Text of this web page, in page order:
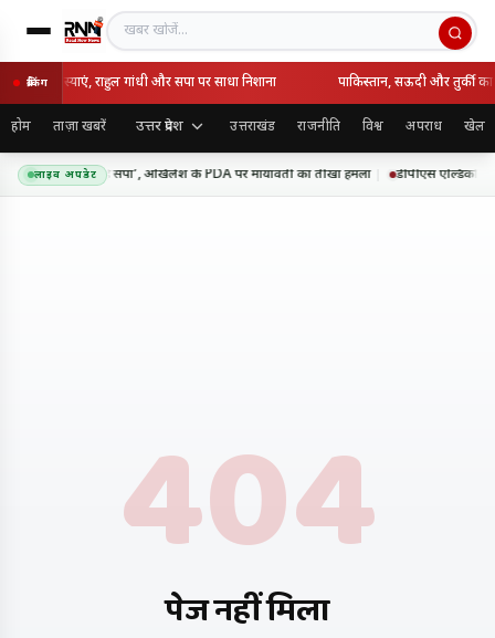
खबर खोजें
ब्रेकिंग
जनसमस्याएं, राहुल गांधी और सपा पर साधा निशाना पाकिस्तान, सऊदी और तुर्की का
होम ताज़ा खबरें उत्तर प्रदेश उत्तराखंड राजनीति विश्व अपराध खेल
लाइव अपडेट
की तरह रंग बदलती है सपा’, अखिलेश के PDA पर मायावती का तीखा हमला डीपीएस एल्डिको में
404
पेज नहीं मिला